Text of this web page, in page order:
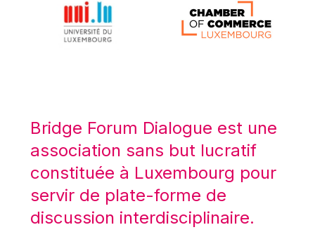
Manolis Mavrommatis
Marc Lemaître
Maroš ŠEFČOVIČ
Martin Bailey
Martine Reicherts
Michael Berry
Michael Palmer
Bridge Forum Dialogue est une
association sans but lucratif
constituée à Luxembourg pour
servir de plate-forme de
discussion interdisciplinaire.